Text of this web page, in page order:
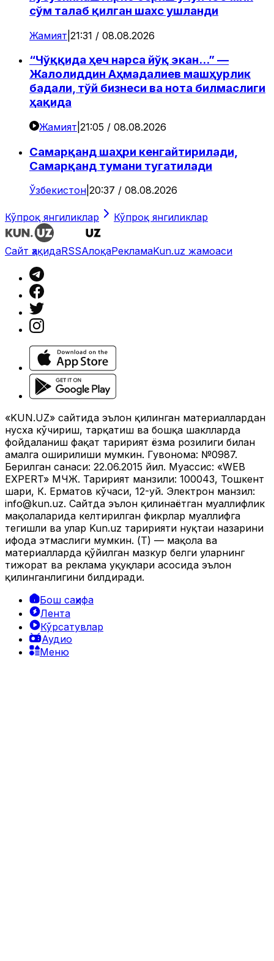
сўм талаб қилган шахс ушланди
Жамият 21:31 / 08.08.2026
“Чўққида ҳеч нарса йўқ экан...” —
Жалолиддин Аҳмадалиев машҳурлик
бадали, тўй бизнеси ва нота билмаслиги
ҳақида
Жамият 21:05 / 08.08.2026
Самарқанд шаҳри кенгайтирилади,
Самарқанд тумани тугатилади
Ўзбекистон 20:37 / 08.08.2026
Кўпроқ янгиликлар Кўпроқ янгиликлар
Сайт ҳақидаRSSАлоқаРекламаKun.uz жамоаси
«KUN.UZ» сайтида эълон қилинган материаллардан
нусха кўчириш, тарқатиш ва бошқа шаклларда
фойдаланиш фақат таҳририят ёзма розилиги билан
амалга оширилиши мумкин. Гувоҳнома: №0987.
Берилган санаси: 22.06.2015 йил. Муассис: «WEB
EXPERT» МЧЖ. Таҳририят манзили: 100043, Тошкент
шаҳри, К. Ерматов кўчаси, 12-уй. Электрон манзил:
info@kun.uz. Сайтда эълон қилинаётган муаллифлик
мақолаларида келтирилган фикрлар муаллифга
тегишли ва улар Kun.uz таҳририяти нуқтаи назарини
ифода этмаслиги мумкин. (Т) — мақола ва
материалларда қўйилган мазкур белги уларнинг
тижорат ва реклама ҳуқуқлари асосида эълон
қилинганлигини билдиради.
Бош саҳифа
Лента
Кўрсатувлар
Аудио
Меню